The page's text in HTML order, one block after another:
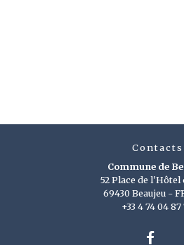
Contacts
Commune de
52 Place de l'Hôtel
69430 Beaujeu -
+33 4 74 04 87